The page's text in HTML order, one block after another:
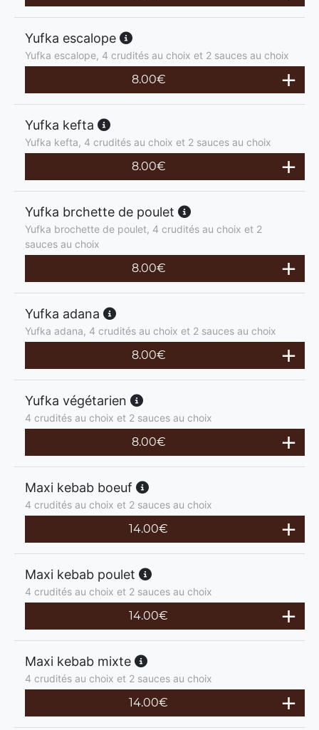
Yufka escalope
Yufka escalope, 4 crudités au choix et 2 sauces au choix
8.00€
Yufka kefta
Yufka kefta, 4 crudités au choix et 2 sauces au choix
8.00€
Yufka brchette de poulet
Yufka brochette de poulet, 4 crudités au choix et 2
sauces au choix
8.00€
Yufka adana
Yufka adana, 4 crudités au choix et 2 sauces au choix
8.00€
Yufka végétarien
4 crudités au choix et 2 sauces au choix
8.00€
Maxi kebab boeuf
4 crudités au choix et 2 sauces au choix
14.00€
Maxi kebab poulet
4 crudités au choix et 2 sauces au choix
14.00€
Maxi kebab mixte
4 crudités au choix et 2 sauces au choix
14.00€